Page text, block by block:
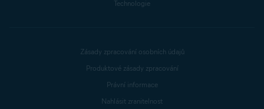
Technologie
Zásady zpracování osobních údajů
Produktové zásady zpracování
Právní informace
Nahlásit zranitelnost